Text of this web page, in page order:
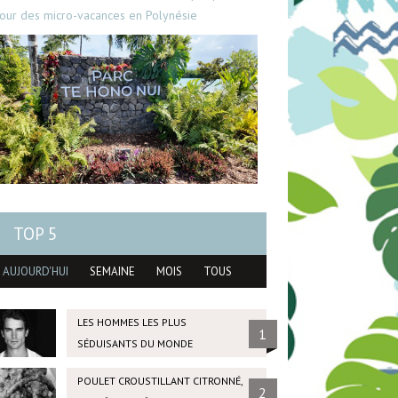
des micro-vacances en Polynésie
TOP 5
AUJOURD'HUI SEMAINE MOIS TOUS
LES HOMMES LES PLUS
SÉDUISANTS DU MONDE
1
POULET CROUSTILLANT CITRONNÉ,
2